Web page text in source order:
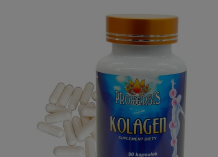
Brzuch lubi błonnik — babka, ostropest, zioła
Ziołowe porządki — piołun, goździk, czystek
Ziołowy luz — ashwagandha, melisa, kozłek
Zioła na chłodne dni — czystek, dzika róża, rokitnik
Kobiece ziołowe sprawy — koniczyna, niepokalanek,